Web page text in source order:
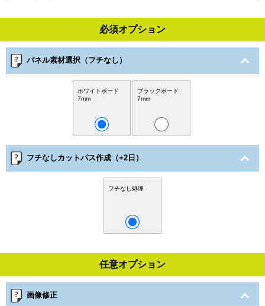
必須オプション
パネル素材選択（フチなし）
ホワイトボード
7mm
ブラックボード
7mm
フチなしカットパス作成（+2日）
フチなし処理
任意オプション
画像修正